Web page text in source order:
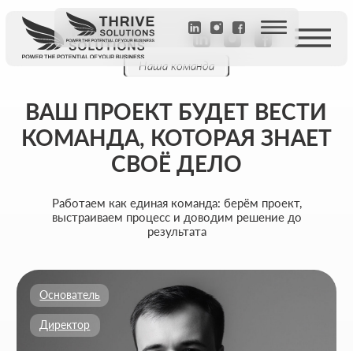
ВАШ ПРОЕКТ БУДЕТ ВЕСТИ
СВОЁ ДЕЛО
Наша команда
Работаем как единая команда: берём проект,
выстраиваем процесс и доводим решение до
результата
Основатель